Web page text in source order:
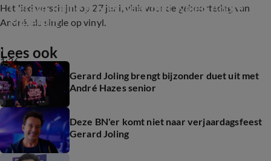
Het lied verschijnt op 27 juni, vlak voor de geboortedag van
André, als single op vinyl.
1:36
Gerard Joling brengt duet met wijlen André
Hazes uit
Lees ook
Gerard Joling brengt bijzonder duet uit met
André Hazes senior
Deze BN'er komt niet naar verjaardagsfeest
Gerard Joling